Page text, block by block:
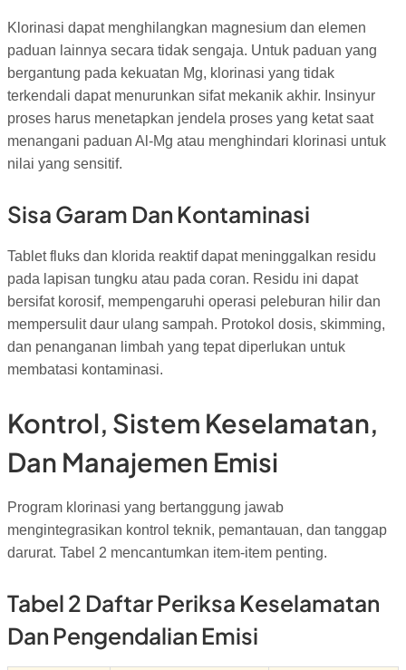
Klorinasi dapat menghilangkan magnesium dan elemen
paduan lainnya secara tidak sengaja. Untuk paduan yang
bergantung pada kekuatan Mg, klorinasi yang tidak
terkendali dapat menurunkan sifat mekanik akhir. Insinyur
proses harus menetapkan jendela proses yang ketat saat
menangani paduan Al-Mg atau menghindari klorinasi untuk
nilai yang sensitif.
Sisa Garam Dan Kontaminasi
Tablet fluks dan klorida reaktif dapat meninggalkan residu
pada lapisan tungku atau pada coran. Residu ini dapat
bersifat korosif, mempengaruhi operasi peleburan hilir dan
mempersulit daur ulang sampah. Protokol dosis, skimming,
dan penanganan limbah yang tepat diperlukan untuk
membatasi kontaminasi.
Kontrol, Sistem Keselamatan,
Dan Manajemen Emisi
Program klorinasi yang bertanggung jawab
mengintegrasikan kontrol teknik, pemantauan, dan tanggap
darurat. Tabel 2 mencantumkan item-item penting.
Tabel 2 Daftar Periksa Keselamatan
Dan Pengendalian Emisi